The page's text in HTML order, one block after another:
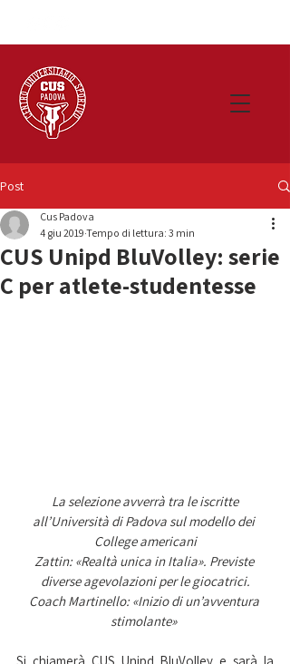
Post
CUS Unipd BluVolley: serie
C per atlete-studentesse
Cus Padova
4 giu 2019 Tempo di lettura: 3 min
all’Università di Padova sul modello dei
College americani
Zattin: «Realtà unica in Italia». Previste
diverse agevolazioni per le giocatrici.
Coach Martinello: «Inizio di un’avventura
stimolante»
Si chiamerà CUS Unipd BluVolley e sarà la